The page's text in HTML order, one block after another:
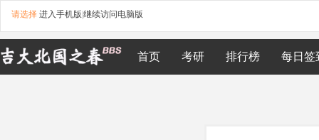
请选择 进入手机版 继续访问电脑版
首页 考研 排行榜 每日签